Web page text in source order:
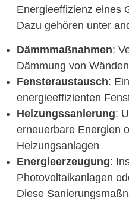
Energieeffizienz eines
Dazu gehören unter
Dämmmaßnahmen:
Dämmung von
Fensteraustausch:
energieeffizienten
Heizungssanierung:
erneuerbare Energien
Heizungsanlagen
Energieerzeugung:
Photovoltaikanlagen
Diese